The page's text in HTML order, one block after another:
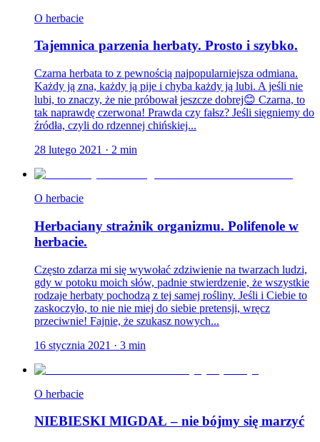
O herbacie
Tajemnica parzenia herbaty. Prosto i szybko.
Czarna herbata to z pewnością najpopularniejsza odmiana.
Każdy ją zna, każdy ją pije i chyba każdy ją lubi. A jeśli nie
lubi, to znaczy, że nie próbował jeszcze dobrej😊 Czarna, to
tak naprawdę czerwona! Prawda czy fałsz? Jeśli sięgniemy do
źródła, czyli do rdzennej chińskiej...
28 lutego 2021 · 2 min
O herbacie
Herbaciany strażnik organizmu. Polifenole w
herbacie.
Często zdarza mi się wywołać zdziwienie na twarzach ludzi,
gdy w potoku moich słów, padnie stwierdzenie, że wszystkie
rodzaje herbaty pochodzą z tej samej rośliny. Jeśli i Ciebie to
zaskoczyło, to nie nie miej do siebie pretensji, wręcz
przeciwnie! Fajnie, że szukasz nowych...
16 stycznia 2021 · 3 min
O herbacie
NIEBIESKI MIGDAŁ – nie bójmy się marzyć